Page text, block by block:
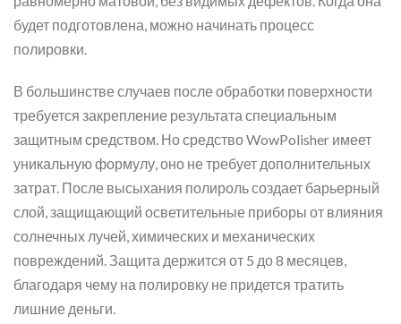
будет подготовлена, можно начинать процесс
полировки.
В большинстве случаев после обработки поверхности
требуется закрепление результата специальным
защитным средством. Но средство WowPolisher имеет
уникальную формулу, оно не требует дополнительных
затрат. После высыхания полироль создает барьерный
слой, защищающий осветительные приборы от влияния
солнечных лучей, химических и механических
повреждений. Защита держится от 5 до 8 месяцев,
благодаря чему на полировку не придется тратить
лишние деньги.